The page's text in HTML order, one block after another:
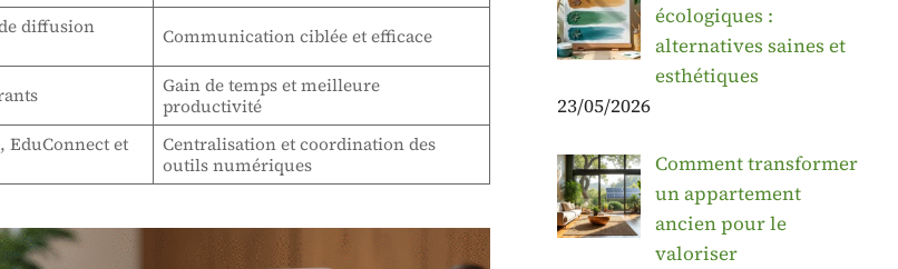
diffusion
Communication ciblée et efficace
Gain de temps et meilleure
productivité
EduConnect et
Centralisation et coordination des
outils numériques
écologiques :
alternatives saines et
esthétiques
23/05/2026
Comment transformer
un appartement
ancien pour le
valoriser